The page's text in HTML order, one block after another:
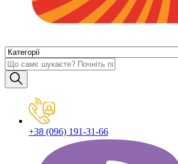
+38 (096) 191-31-66